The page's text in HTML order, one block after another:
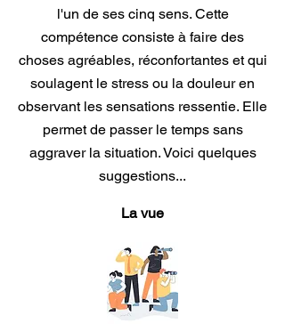
l'un de ses cinq sens. Cette
compétence consiste à faire des
choses agréables, réconfortantes et qui
soulagent le stress ou la douleur en
observant les sensations ressentie. Elle
permet de passer le temps sans
aggraver la situation. Voici quelques
suggestions...
La vue